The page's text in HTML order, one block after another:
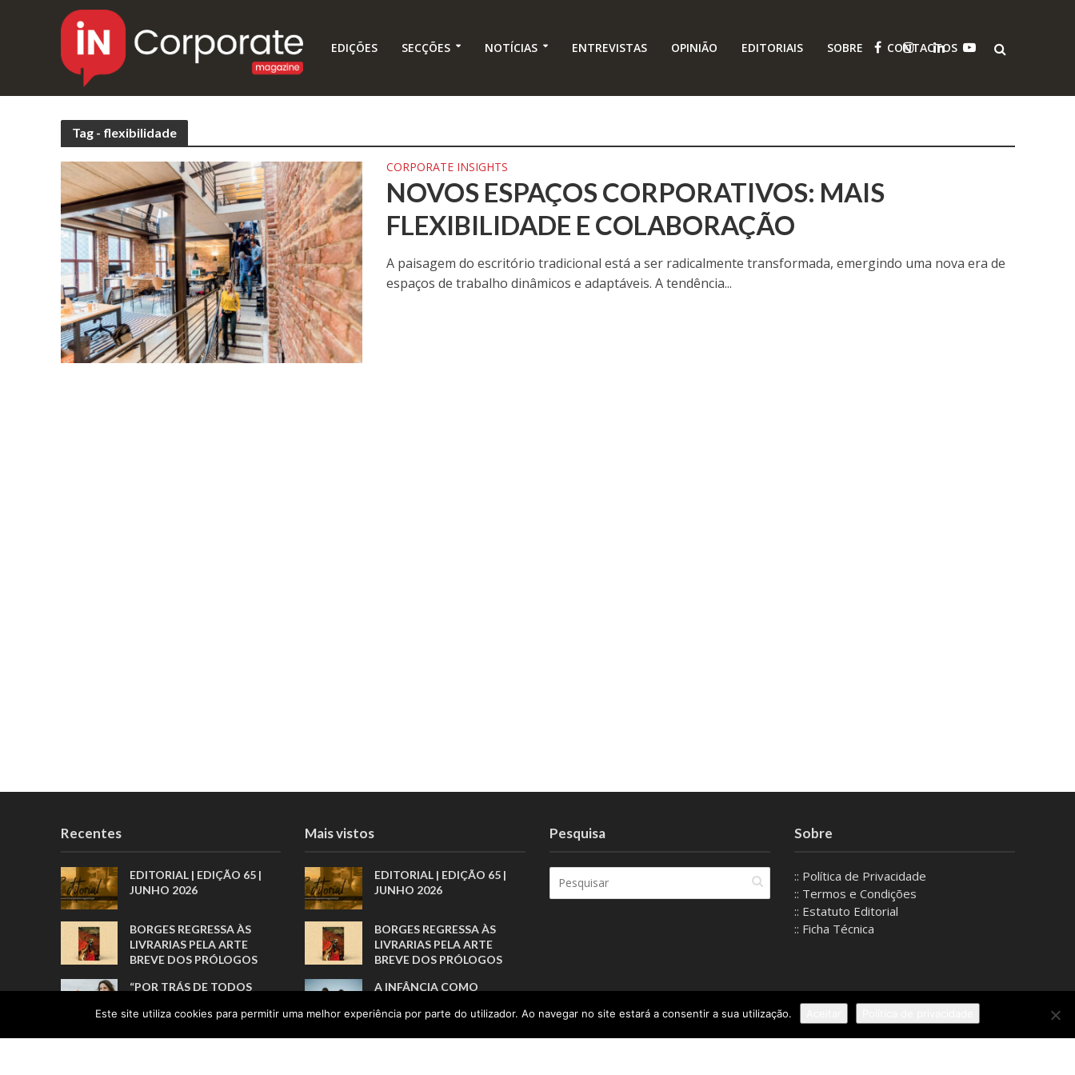
EDIÇÕES SECÇÕES NOTÍCIAS ENTREVISTAS OPINIÃO EDITORIAIS SOBRE CONTACTOS
Tag - flexibilidade
CORPORATE INSIGHTS
NOVOS ESPAÇOS CORPORATIVOS: MAIS
FLEXIBILIDADE E COLABORAÇÃO
A paisagem do escritório tradicional está a ser radicalmente transformada, emergindo uma nova era de
espaços de trabalho dinâmicos e adaptáveis. A tendência...
Recentes
EDITORIAL | EDIÇÃO 65 |
JUNHO 2026
BORGES REGRESSA ÀS
LIVRARIAS PELA ARTE
BREVE DOS PRÓLOGOS
“POR TRÁS DE TODOS
RECONHECIMENTOS, HÁ
Mais vistos
EDITORIAL | EDIÇÃO 65 |
JUNHO 2026
BORGES REGRESSA ÀS
LIVRARIAS PELA ARTE
BREVE DOS PRÓLOGOS
A INFÂNCIA COMO
CA
Pesquisa Sobre
:: Política de Privacidade
:: Termos e Condições
:: Estatuto Editorial
:: Ficha Técnica
Este site utiliza cookies para permitir uma melhor experiência por parte do utilizador. Ao navegar no site estará a consentir a sua utilização.